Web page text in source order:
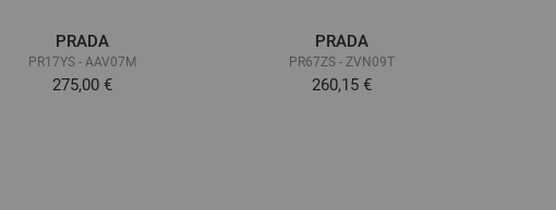
PRADA
PR17YS - AAV07M
275,00 €
PRADA
PR67ZS - ZVN09T
260,15 €